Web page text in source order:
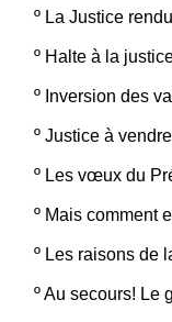
º La Justice
º Halte à la
º Inversion des
º Justice à vendre
º Les vœux du
º Mais comment
º Les raisons de
ºAu secours! Le